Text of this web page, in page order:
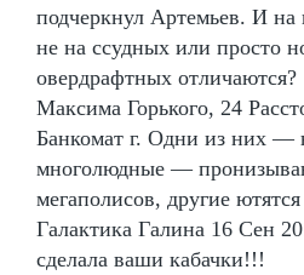
подчеркнул Артемьев. И на
не на ссудных или просто
овердрафтных отличаются?
Максима Горького, 24
Банкомат г. Одни из них —
многолюдные —
мегаполисов, другие
Галактика Галина 16 Сен
сделала ваши кабачки!!!